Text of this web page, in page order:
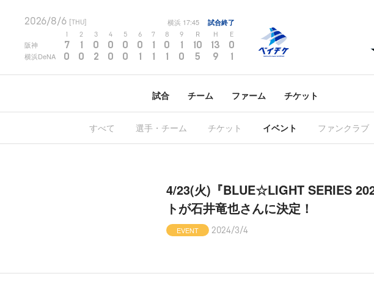
2026/8/6 [THU] 横浜 17:45 試合終了
2 3 4 5 6 7 8 9 R H E
阪神 7 1 0 0 0 0 1 0 1 10 13 0
横浜DeNA 0 0 2 0 0 1 1 1 0 5 9 1
試合 チーム ファーム チケット
すべて 選手・チーム チケット イベント ファンクラブ
4/23(火)『BLUE☆LIGHT SERIES
トが石井竜也さんに決定！
EVENT 2024/3/4